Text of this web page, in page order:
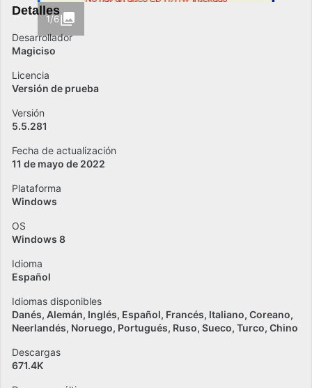
1/6
Detalles
Desarrollador
Magiciso
Licencia
Versión de prueba
Versión
5.5.281
Fecha de actualización
11 de mayo de 2022
Plataforma
Windows
OS
Windows 8
Idioma
Español
Idiomas disponibles
Danés Alemán Inglés Español Francés Italiano Coreano
Neerlandés Noruego Portugués Ruso Sueco Turco Chino
Descargas
671.4K